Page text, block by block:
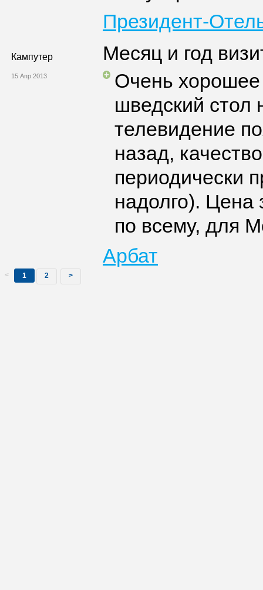
Президент-
Кампутер
15 Апр 2013
Месяц и год
Очень
шведский стол
телевидение
назад,
периодически
надолго). Цена
по всему, для
Арбат
< 1 2 >